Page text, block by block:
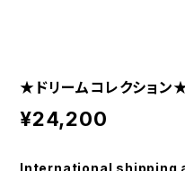
★ドリームコレクション
¥24,200
International shipping